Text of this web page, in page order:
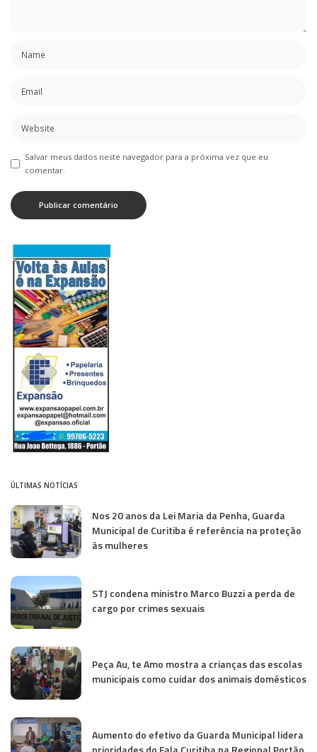
Salvar meus dados neste navegador para a próxima vez que eu
comentar.
ÚLTIMAS NOTÍCIAS
Nos 20 anos da Lei Maria da Penha, Guarda
Municipal de Curitiba é referência na proteção
às mulheres
STJ condena ministro Marco Buzzi a perda de
cargo por crimes sexuais
Peça Au, te Amo mostra a crianças das escolas
municipais como cuidar dos animais domésticos
Aumento do efetivo da Guarda Municipal lidera